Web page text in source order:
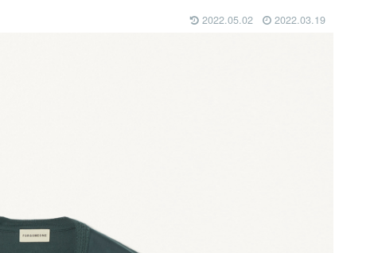
2022.05.02 2022.03.19